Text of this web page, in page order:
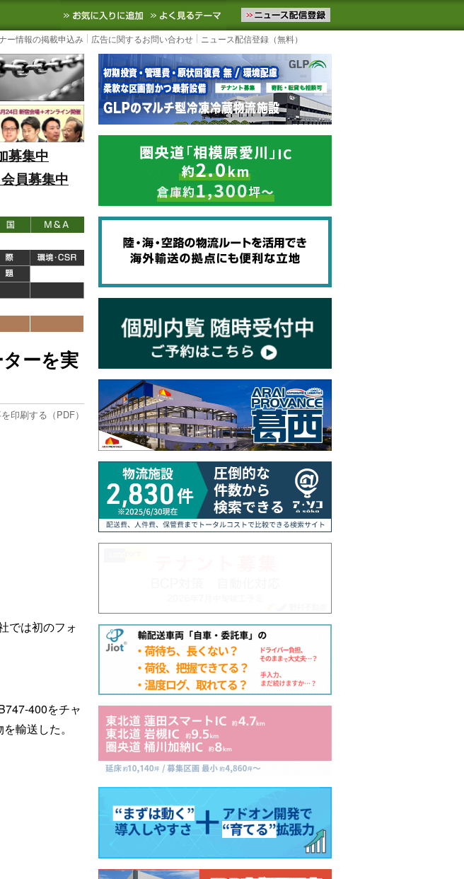
トなど国内外の最新の物流ニュースをお届けします。物流ニュースメール配信を登録す
お気に入りに追加 よく見るテーマ
ー情報の掲載申込み 広告に関するお問い合わせ ニュース配信登録（無料）
募集中
員募集中
ーを実
印刷する（PDF）
では初のフォ
400をチャ
輸送した。